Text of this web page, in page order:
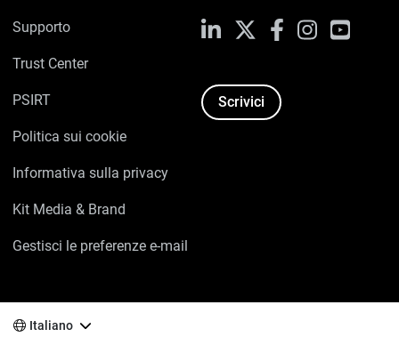
Supporto
Trust Center
PSIRT
Politica sui cookie
Informativa sulla privacy
Kit Media & Brand
Gestisci le preferenze e-mail
LinkedIn FacebookInstagram
Scrivici
Italiano